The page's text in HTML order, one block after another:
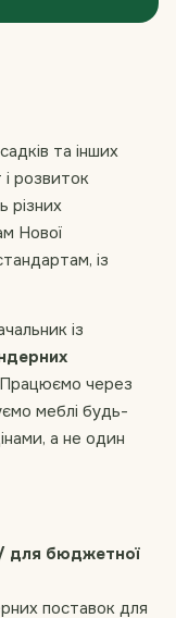
та інших
розвиток
різних
Нової
із
із
Працюємо через
меблі будь-
а не один
для бюджетної
поставок для